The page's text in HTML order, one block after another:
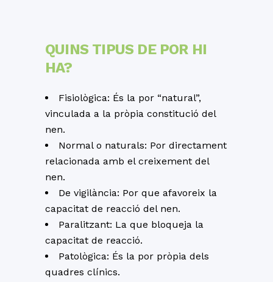
QUINS TIPUS DE POR HI
HA?
Fisiològica: És la por “natural”,
vinculada a la pròpia constitució del
nen.
Normal o naturals: Por directament
relacionada amb el creixement del
nen.
De vigilància: Por que afavoreix la
capacitat de reacció del nen.
Paralitzant: La que bloqueja la
capacitat de reacció.
Patològica: És la por pròpia dels
quadres clínics.